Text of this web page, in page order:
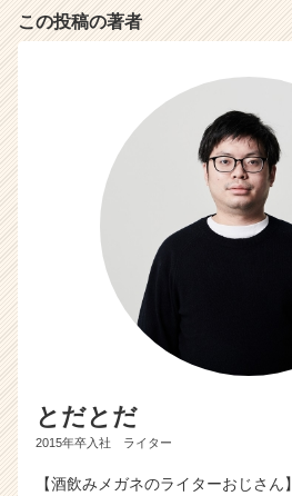
この投稿の著者
とだとだ
2015年卒入社 ライター
【酒飲みメガネのライターおじさん】